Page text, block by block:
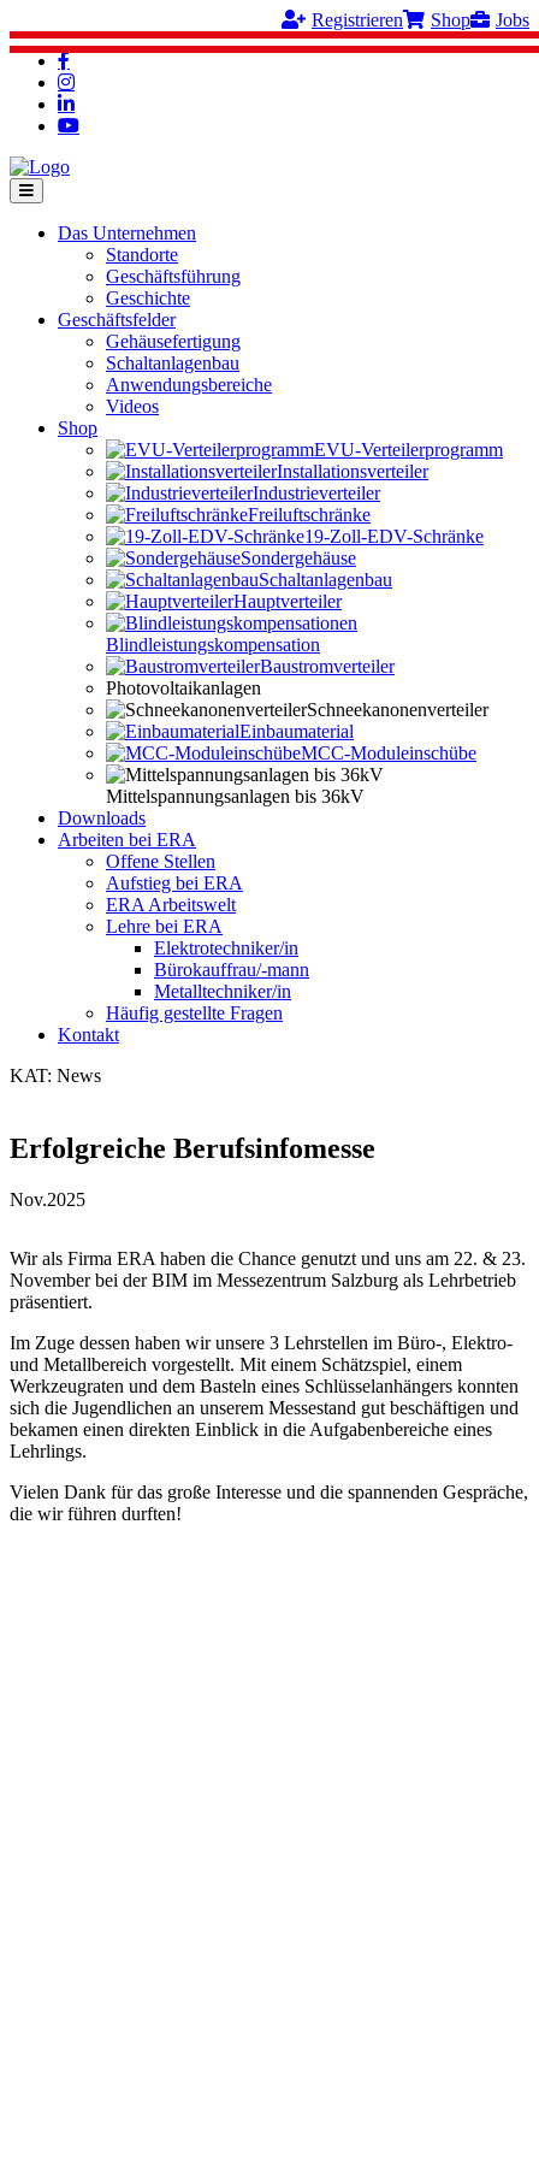
Registrieren Shop Jobs
Das Unternehmen
Standorte
Geschäftsführung
Geschichte
Geschäftsfelder
Gehäusefertigung
Schaltanlagenbau
Anwendungsbereiche
Videos
Shop
EVU-Verteilerprogramm
Installationsverteiler
Industrieverteiler
Freiluftschränke
19-Zoll-EDV-Schränke
Sondergehäuse
Schaltanlagenbau
Hauptverteiler
Blindleistungskompensation
Baustromverteiler
Photovoltaikanlagen
Schneekanonenverteiler
Einbaumaterial
MCC-Moduleinschübe
Mittelspannungsanlagen bis 36kV
Downloads
Arbeiten bei ERA
Offene Stellen
Aufstieg bei ERA
ERA Arbeitswelt
Lehre bei ERA
Elektrotechniker/in
Bürokauffrau/-mann
Metalltechniker/in
Häufig gestellte Fragen
Kontakt
KAT: News
Erfolgreiche Berufsinfomesse
Nov.2025
Wir als Firma ERA haben die Chance genutzt und uns am 22. & 23.
November bei der BIM im Messezentrum Salzburg als Lehrbetrieb
präsentiert.
Im Zuge dessen haben wir unsere 3 Lehrstellen im Büro-, Elektro-
und Metallbereich vorgestellt. Mit einem Schätzspiel, einem
Werkzeugraten und dem Basteln eines Schlüsselanhängers konnten
sich die Jugendlichen an unserem Messestand gut beschäftigen und
bekamen einen direkten Einblick in die Aufgabenbereiche eines
Lehrlings.
Vielen Dank für das große Interesse und die spannenden Gespräche,
die wir führen durften!